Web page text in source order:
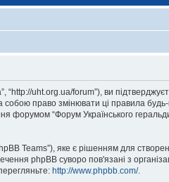
“http://uht.org.ua/forum”), ви
право змінювати ці правила
форумом “Форум Українського
Teams”), яке є рішенням для
phpBB суворо пов'язані з
http://www.phpbb.com/.